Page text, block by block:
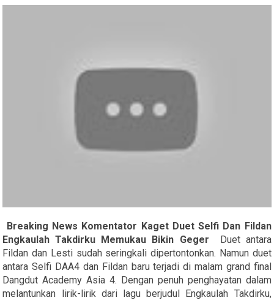
Breaking News Komentator Kaget Duet Selfi Dan Fildan
Engkaulah Takdirku Memukau Bikin Geger Duet antara
Fildan dan Lesti sudah seringkali dipertontonkan. Namun duet
antara Selfi DAA4 dan Fildan baru terjadi di malam grand final
Dangdut Academy Asia 4. Dengan penuh penghayatan dalam
melantunkan lirik-lirik dari lagu berjudul Engkaulah Takdirku,